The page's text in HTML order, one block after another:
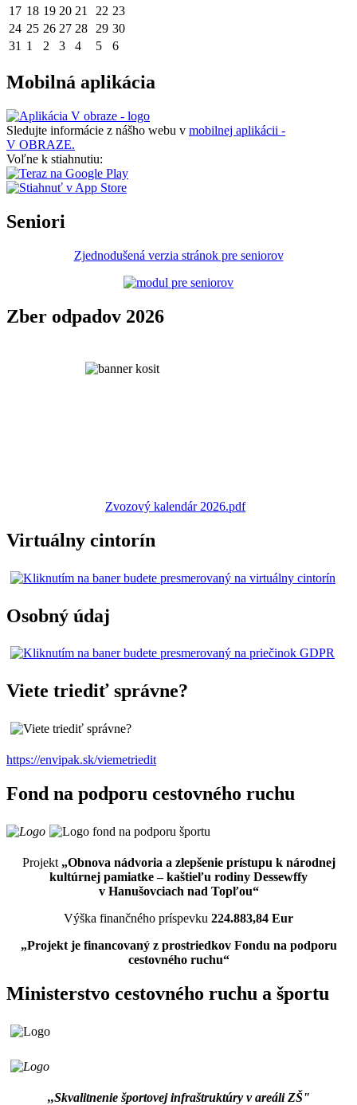
17 18 19 20 21 22 23
24 25 26 27 28 29 30
31 1 2 3 4 5 6
Mobilná aplikácia
Sledujte informácie z nášho webu v mobilnej aplikácii -
V OBRAZE.
Voľne k stiahnutiu:
Seniori
Zjednodušená verzia stránok pre seniorov
Zber odpadov 2026
Zvozový kalendár 2026.pdf
Virtuálny cintorín
Osobný údaj
Viete triediť správne?
https://envipak.sk/viemetriedit
Fond na podporu cestovného ruchu
Projekt „Obnova nádvoria a zlepšenie prístupu k národnej
kultúrnej pamiatke – kaštieľu rodiny Dessewffy
v Hanušovciach nad Topľou“
Výška finančného príspevku 224.883,84 Eur
„Projekt je financovaný z prostriedkov Fondu na podporu
cestovného ruchu“
Ministerstvo cestovného ruchu a športu
,,Skvalitnenie športovej infraštruktúry v areáli ZŠ"